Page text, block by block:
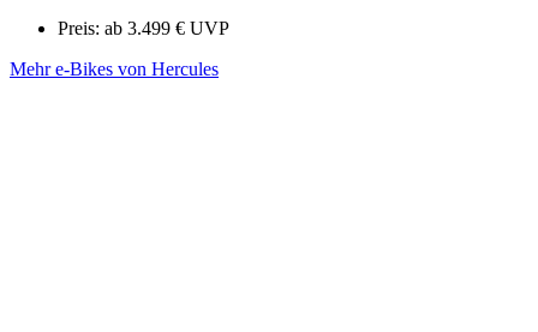
Preis: ab 3.499 € UVP
Mehr e-Bikes von Hercules